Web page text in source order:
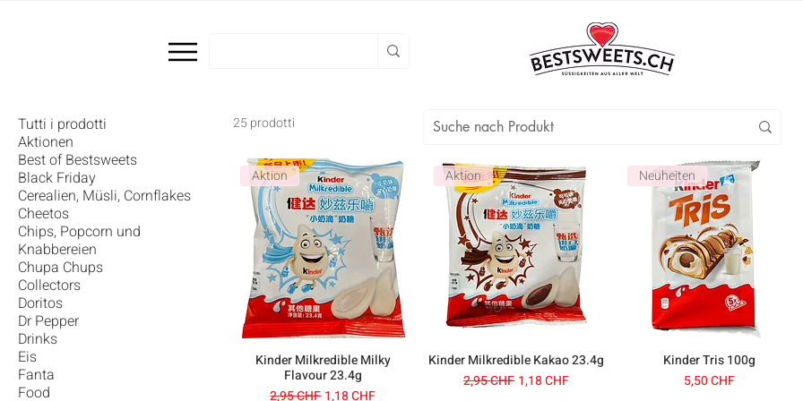
Tutti i prodotti
Aktionen
Best of Bestsweets
Black Friday
Cerealien, Müsli, Cornflakes
Cheetos
Chips, Popcorn und
Knabbereien
Chupa Chups
Collectors
Doritos
Dr Pepper
Drinks
Eis
Fanta
Food
25 prodotti
Aktion
Kinder Milkredible Milky
Flavour 23.4g
Prezzo regolare
2,95 CHF Prezzo scontato
1,18 CHF
Aktion
Kinder Milkredible Kakao 23.4g
Prezzo regolare
2,95 CHF Prezzo scontato
1,18 CHF
Neuheiten
Kinder Tris 100g
Prezzo
5,50 CHF